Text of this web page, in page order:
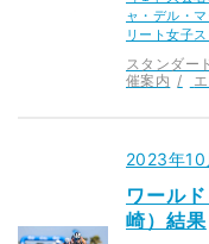
ャ・デル・
リート女子
スタンダー
催案内
2023年10
ワール
崎）結果